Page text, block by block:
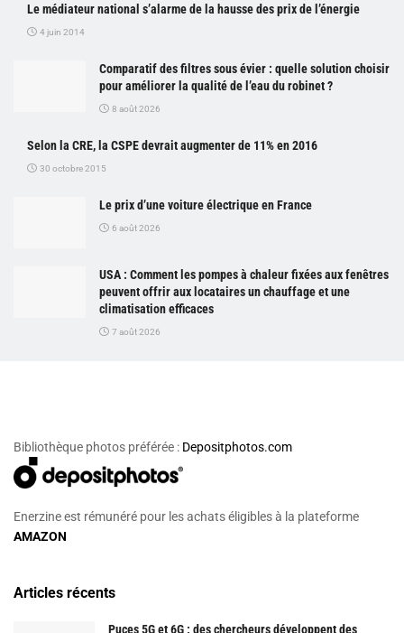
Le médiateur national s’alarme de la hausse des prix de l’énergie
4 juin 2014
Comparatif des filtres sous évier : quelle solution choisir
pour améliorer la qualité de l’eau du robinet ?
8 août 2026
Selon la CRE, la CSPE devrait augmenter de 11% en 2016
30 octobre 2015
Le prix d’une voiture électrique en France
6 août 2026
USA : Comment les pompes à chaleur fixées aux fenêtres
peuvent offrir aux locataires un chauffage et une
climatisation efficaces
7 août 2026
Bibliothèque photos préférée : Depositphotos.com
Enerzine est rémunéré pour les achats éligibles à la plateforme
AMAZON
Articles récents
Puces 5G et 6G : des chercheurs développent des